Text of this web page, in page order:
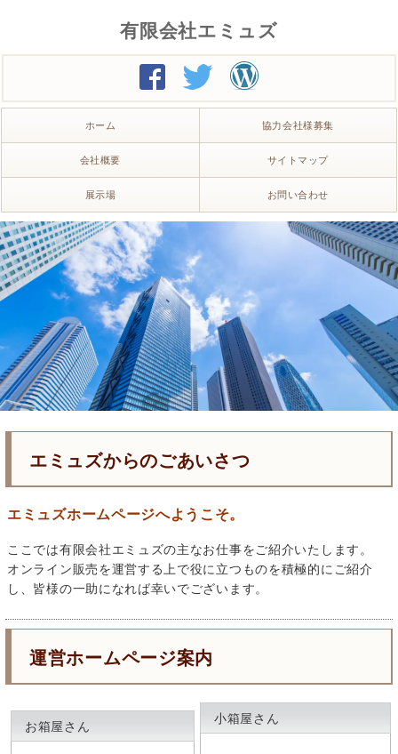
有限会社エミュズ
ホーム 協力会社様募集
会社概要 サイトマップ
展示場 お問い合わせ
エミュズからのごあいさつ
エミュズホームページへようこそ。
ここでは有限会社エミュズの主なお仕事をご紹介いたします。
オンライン販売を運営する上で役に立つものを積極的にご紹介
し、皆様の一助になれば幸いでございます。
運営ホームページ案内
お箱屋さん
小箱屋さん